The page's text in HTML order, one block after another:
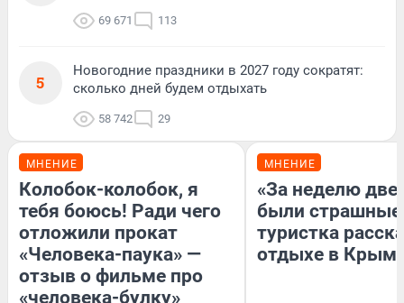
69 671 113
5
Новогодние праздники в 2027 году сократят:
сколько дней будем отдыхать
58 742 29
МНЕНИЕ
Колобок-колобок, я
тебя боюсь! Ради чего
отложили прокат
«Человека-паука» —
отзыв о фильме про
«человека-булку»
МНЕНИЕ
«За неделю две
были
туристка
отдыхе в